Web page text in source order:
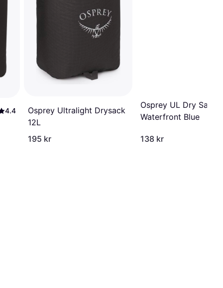
4.4
Osprey Ultralight Drysack
12L
195 kr
Osprey UL Dry Sack
Waterfront Blue
138 kr